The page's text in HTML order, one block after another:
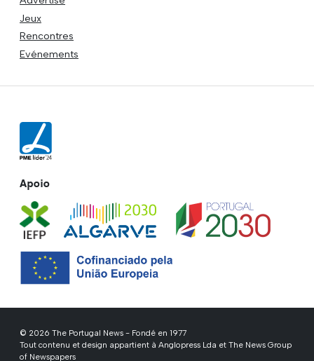
Jeux
Rencontres
Evénements
Apoio
© 2026 The Portugal News - Fondé en 1977
Tout contenu et design appartient à Anglopress Lda et The News Group
of Newspapers